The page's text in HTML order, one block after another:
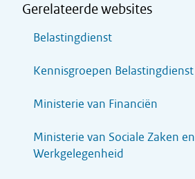
Gerelateerde websites
Belastingdienst
Kennisgroepen Belastingdienst
Ministerie van Financiën
Ministerie van Sociale Zaken en
Werkgelegenheid